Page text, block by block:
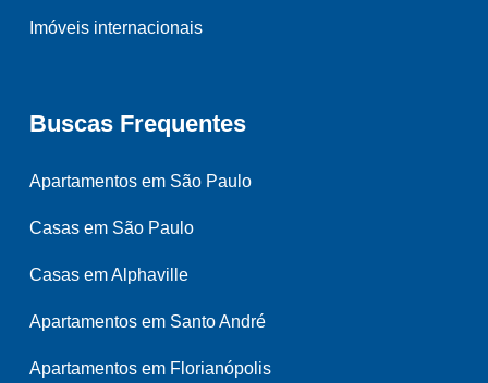
Imóveis internacionais
Buscas Frequentes
Apartamentos em São Paulo
Casas em São Paulo
Casas em Alphaville
Apartamentos em Santo André
Apartamentos em Florianópolis